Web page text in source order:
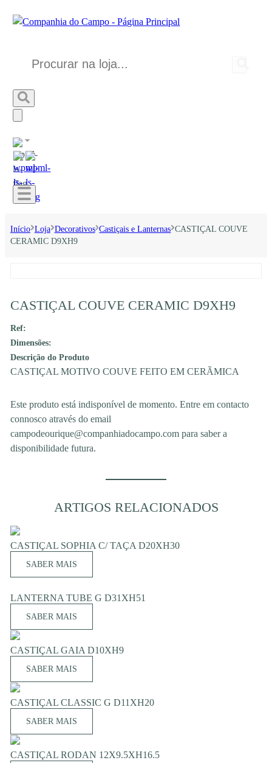
Início Loja Decorativos Castiçais e Lanternas CASTIÇAL COUVE
CERAMIC D9XH9
CASTIÇAL COUVE CERAMIC D9XH9
Ref:
Dimensões:
Descrição do Produto
CASTIÇAL MOTIVO COUVE FEITO EM CERÃMICA
Este produto está indisponível de momento. Entre em contacto
connosco através do email
campodeourique@companhiadocampo.com para saber a
disponibilidade futura.
ARTIGOS RELACIONADOS
CASTIÇAL SOPHIA C/ TAÇA D20XH30
SABER MAIS
LANTERNA TUBE G D31XH51
SABER MAIS
CASTIÇAL GAIA D10XH9
SABER MAIS
CASTIÇAL CLASSIC G D11XH20
SABER MAIS
CASTIÇAL RODAN 12X9.5XH16.5